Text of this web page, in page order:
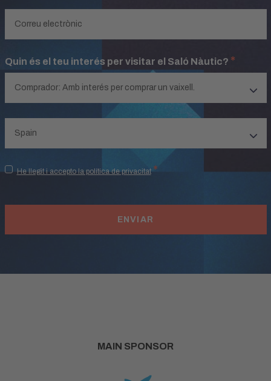
Quin és el teu interés per visitar el Saló Nàutic? *
He llegit i accepto la política de privacitat *
MAIN SPONSOR